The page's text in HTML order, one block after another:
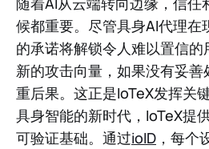
候都重要。尽管具身AI代理在
的承诺将解锁令人难以置信
新的攻击向量，如果没有妥
重后果。这正是IoTeX发挥关
具身智能的新时代，IoTeX提
可验证基础。通过ioID ，每个